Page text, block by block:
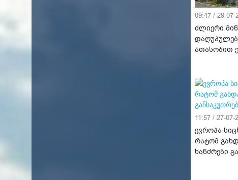
09:47 / 29-07-
ძლიერი
ათასობით
11:57 / 27-07-
ევროპა
რატომ
ხანძრები